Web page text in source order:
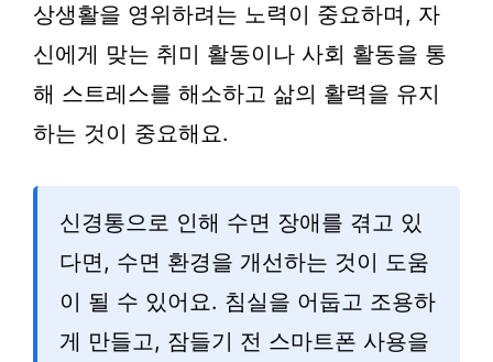
상생활을 영위하려는 노력이 중요하며, 자
신에게 맞는 취미 활동이나 사회 활동을 통
해 스트레스를 해소하고 삶의 활력을 유지
하는 것이 중요해요.
신경통으로 인해 수면 장애를 겪고 있
다면, 수면 환경을 개선하는 것이 도움
이 될 수 있어요. 침실을 어둡고 조용하
게 만들고, 잠들기 전 스마트폰 사용을